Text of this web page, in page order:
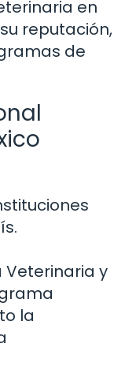
en
reputación,
de
Veterinaria y
la